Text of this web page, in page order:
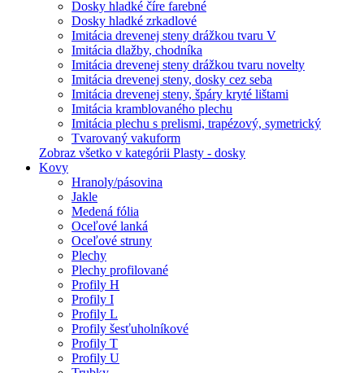
Dosky hladké číre farebné
Dosky hladké zrkadlové
Imitácia drevenej steny drážkou tvaru V
Imitácia dlažby, chodníka
Imitácia drevenej steny drážkou tvaru novelty
Imitácia drevenej steny, dosky cez seba
Imitácia drevenej steny, špáry kryté lištami
Imitácia kramblovaného plechu
Imitácia plechu s prelismi, trapézový, symetrický
Tvarovaný vakuform
Zobraz všetko v kategórii Plasty - dosky
Kovy
Hranoly/pásovina
Jakle
Medená fólia
Oceľové lanká
Oceľové struny
Plechy
Plechy profilované
Profily H
Profily I
Profily L
Profily šesťuholníkové
Profily T
Profily U